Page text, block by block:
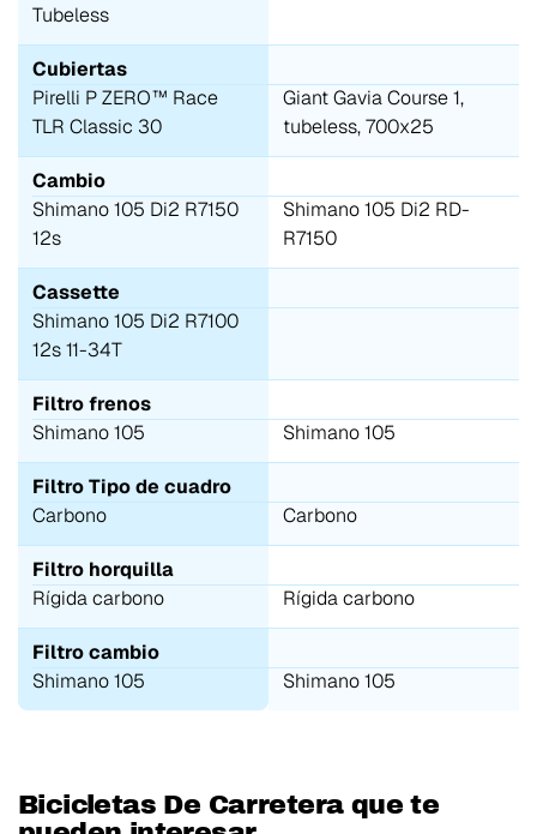
Tubeless
Cubiertas
Pirelli P ZERO™ Race
TLR Classic 30
Giant Gavia Course 1,
tubeless, 700x25
Cambio
Shimano 105 Di2 R7150
12s
Shimano 105 Di2 RD-
R7150
Cassette
Shimano 105 Di2 R7100
12s 11-34T
Filtro frenos
Shimano 105
Shimano 105
Filtro Tipo de cuadro
Carbono
Carbono
Filtro horquilla
Rígida carbono
Rígida carbono
Filtro cambio
Shimano 105
Shimano 105
Bicicletas De Carretera que te